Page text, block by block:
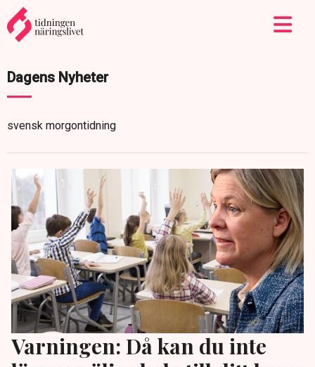
Dagens Nyheter
svensk morgontidning
Varningen: Då kan du inte